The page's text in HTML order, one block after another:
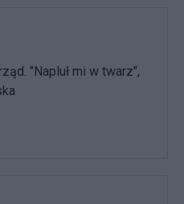
"Napluł mi w twarz",